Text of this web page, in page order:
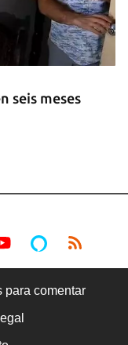
seis meses
para comentar